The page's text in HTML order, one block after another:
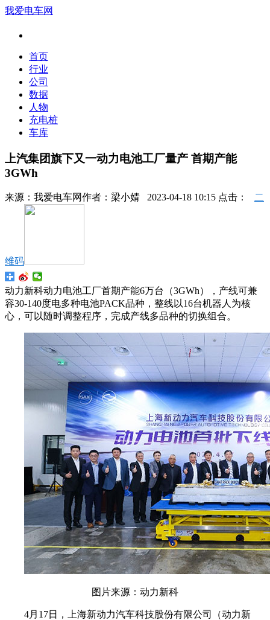
我爱电车网
首页
行业
公司
数据
人物
充电桩
车库
上汽集团旗下又一动力电池工厂量产 首期产能
3GWh
来源： 我爱电车网作者： 梁小婧 2023-04-18 10:15 点击： 二
维码
动力新科动力电池工厂首期产能6万台（3GWh），产线可兼
容30-140度电多种电池PACK品种，整线以16台机器人为核
心，可以随时调整程序，完成产线多品种的切换组合。
图片来源：动力新科
4月17日，上海新动力汽车科技股份有限公司（动力新